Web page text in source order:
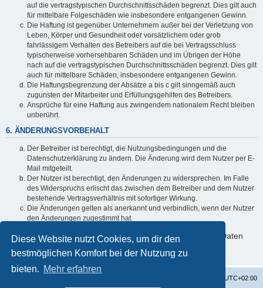
Diese Website nutzt Cookies, um dir den
bestmöglichen Komfort bei der Nutzung zu
bieten. Mehr erfahren
auf die vertragstypischen Durchschnittsschäden begrenzt. Dies gilt auch
für mittelbare Folgeschäden wie insbesondere entgangenen Gewinn.
Die Haftung ist gegenüber Unternehmern außer bei der Verletzung von
Leben, Körper und Gesundheit oder vorsätzlichem oder grob
fahrlässigem Verhalten des Betreibers auf die bei Vertragsschluss
typischerweise vorhersehbaren Schäden und im Übrigen der Höhe
nach auf die vertragstypischen Durchschnittsschäden begrenzt. Dies gilt
auch für mittelbare Schäden, insbesondere entgangenen Gewinn.
Die Haftungsbegrenzung der Absätze a bis c gilt sinngemäß auch
zugunsten der Mitarbeiter und Erfüllungsgehilfen des Betreibers.
Ansprüche für eine Haftung aus zwingendem nationalem Recht bleiben
unberührt.
6. ÄNDERUNGSVORBEHALT
Der Betreiber ist berechtigt, die Nutzungsbedingungen und die
Datenschutzerklärung zu ändern. Die Änderung wird dem Nutzer per E-
Mail mitgeteilt.
Der Nutzer ist berechtigt, den Änderungen zu widersprechen. Im Falle
des Widerspruchs erlischt das zwischen dem Betreiber und dem Nutzer
bestehende Vertragsverhältnis mit sofortiger Wirkung.
Die Änderungen gelten als anerkannt und verbindlich, wenn der Nutzer
den Änderungen zugestimmt hat.
Informationen über den Umgang mit deinen persönlichen Daten
sind in der Datenschutzerklärung enthalten.
UTC+02:00